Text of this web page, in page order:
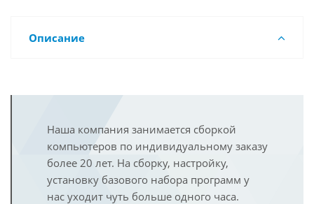
Описание
Наша компания занимается сборкой
компьютеров по индивидуальному заказу
более 20 лет. На сборку, настройку,
установку базового набора программ у
нас уходит чуть больше одного часа.